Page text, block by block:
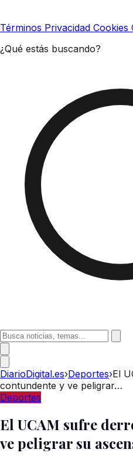
Términos Privacidad Cookies
¿Qué estás buscando?
DiarioDigital.es›Deportes›El
contundente y ve peligrar…
Deportes
El UCAM sufre
ve peligrar su